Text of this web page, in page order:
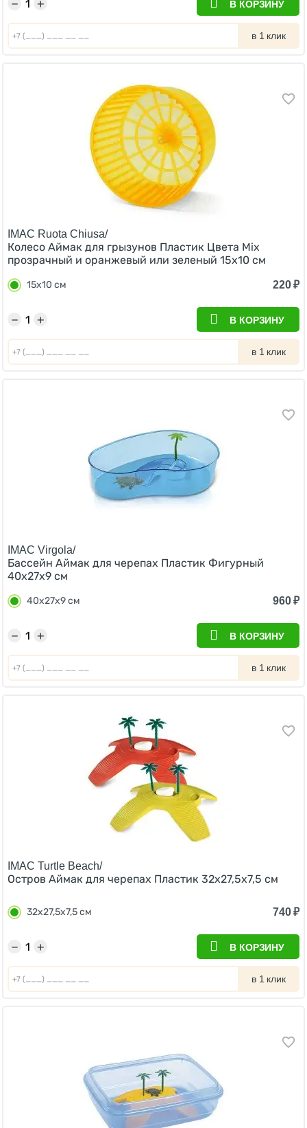
+
− В КОРЗИНУ
в 1 клик
IMAC Ruota Chiusa/
Колесо Аймак для грызунов Пластик Цвета Mix
прозрачный и оранжевый или зеленый 15х10 см
15х10 см 220₽
+
− В КОРЗИНУ
в 1 клик
IMAC Virgola/
Бассейн Аймак для черепах Пластик Фигурный
40х27х9 см
40х27х9 см 960₽
+
− В КОРЗИНУ
в 1 клик
IMAC Turtle Beach/
Остров Аймак для черепах Пластик 32х27,5х7,5 см
32х27,5х7,5 см 740₽
+
− В КОРЗИНУ
в 1 клик